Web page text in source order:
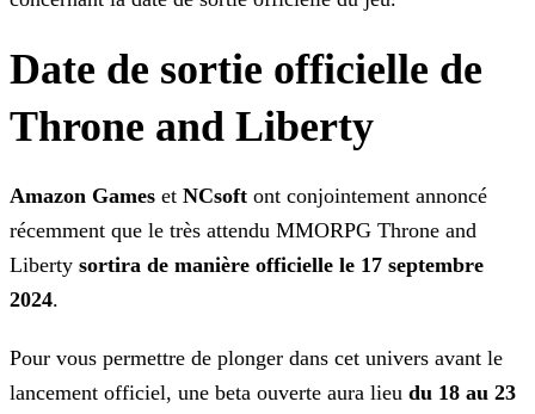
Date de sortie officielle de
Throne and Liberty
Amazon Games et NCsoft ont conjointement annoncé
récemment que le très attendu MMORPG Throne and
Liberty sortira de manière officielle le 17 septembre
2024.
Pour vous permettre de plonger dans cet univers avant le
lancement officiel, une beta ouverte aura lieu du 18 au 23